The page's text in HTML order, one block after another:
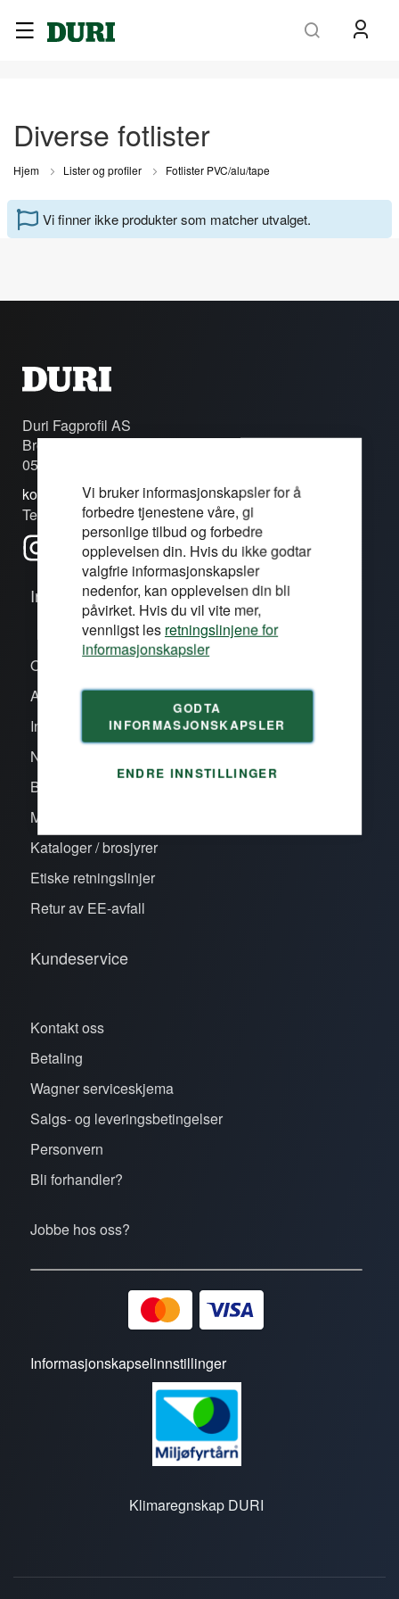
Vi bruker informasjonskapsler for å
forbedre tjenestene våre, gi
personlige tilbud og forbedre
opplevelsen din. Hvis du ikke godtar
valgfrie informasjonskapsler
nedenfor, kan opplevelsen din bli
påvirket. Hvis du vil vite mer,
vennligst les retningslinjene for
informasjonskapsler
GODTA
INFORMASJONSKAPSLER
ENDRE INNSTILLINGER
Diverse fotlister
Hjem Lister og profiler Fotlister PVC/alu/tape
Vi finner ikke produkter som matcher utvalget.
Duri Fagprofil AS
Brobekkveien 80c
0582 Oslo
kontakt@duri.no
Tel: (+47) 24 13 13 50
Informasjon
Om oss/våre proffsentre
Aktiviteter
Inspirasjon
Nye produkter
Bli kunde
Merker
Kataloger / brosjyrer
Etiske retningslinjer
Retur av EE-avfall
Kundeservice
Kontakt oss
Betaling
Wagner serviceskjema
Salgs- og leveringsbetingelser
Personvern
Bli forhandler?
Jobbe hos oss?
Informasjonskapselinnstillinger
Klimaregnskap DURI